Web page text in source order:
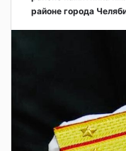
районе города